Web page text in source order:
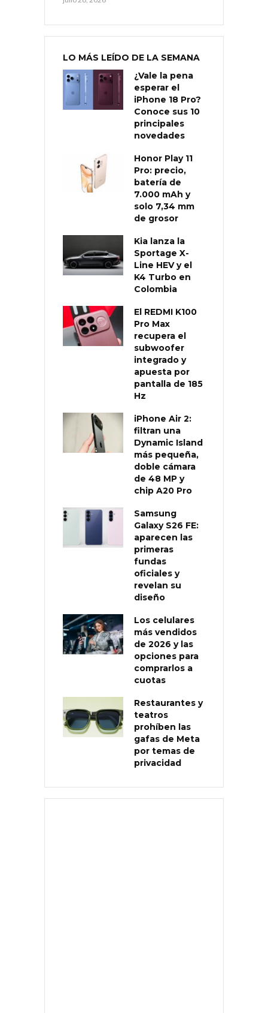
LO MÁS LEÍDO DE LA SEMANA
¿Vale la pena
esperar el
iPhone 18 Pro?
Conoce sus 10
principales
novedades
Honor Play 11
Pro: precio,
batería de
7.000 mAh y
solo 7,34 mm
de grosor
Kia lanza la
Sportage X-
Line HEV y el
K4 Turbo en
Colombia
El REDMI K100
Pro Max
recupera el
subwoofer
integrado y
apuesta por
pantalla de 185
Hz
iPhone Air 2:
filtran una
Dynamic Island
más pequeña,
doble cámara
de 48 MP y
chip A20 Pro
Samsung
Galaxy S26 FE:
aparecen las
primeras
fundas
oficiales y
revelan su
diseño
Los celulares
más vendidos
de 2026 y las
opciones para
comprarlos a
cuotas
Restaurantes y
teatros
prohíben las
gafas de Meta
por temas de
privacidad